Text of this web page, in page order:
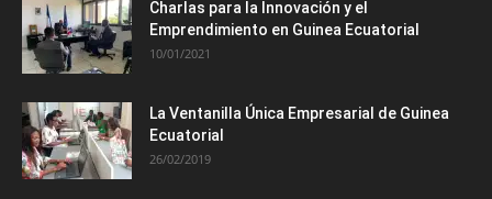
Charlas para la Innovación y el
Emprendimiento en Guinea Ecuatorial
10/01/2021
La Ventanilla Única Empresarial de Guinea
Ecuatorial
26/02/2019